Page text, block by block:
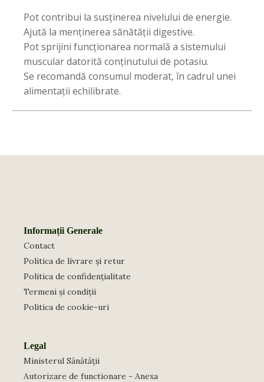
Pot contribui la susținerea nivelului de energie.
Ajută la menținerea sănătății digestive.
Pot sprijini funcționarea normală a sistemului
muscular datorită conținutului de potasiu.
Se recomandă consumul moderat, în cadrul unei
alimentații echilibrate.
Informații Generale
Contact
Politica de livrare și retur
Politica de confidențialitate
Termeni și condiții
Politica de cookie-uri
Legal
Ministerul Sănătății
Autorizare de functionare - Anexa